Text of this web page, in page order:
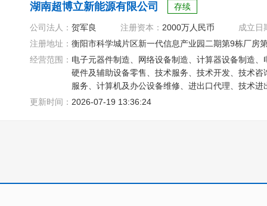
湖南超博立新能源有限公司 存续
公司法人： 贺军良 注册资本： 2000万人民币
成立日
注册地址： 衡阳市科学城片区新一代信息产业园二期第9栋厂房
经营范围： 电子元器件制造、网络设备制造、计算器设备制造
硬件及辅助设备零售、技术服务、技术开发、技术
服务、计算机及办公设备维修、进出口代理、技术进
更新时间： 2026-07-19 13:36:24